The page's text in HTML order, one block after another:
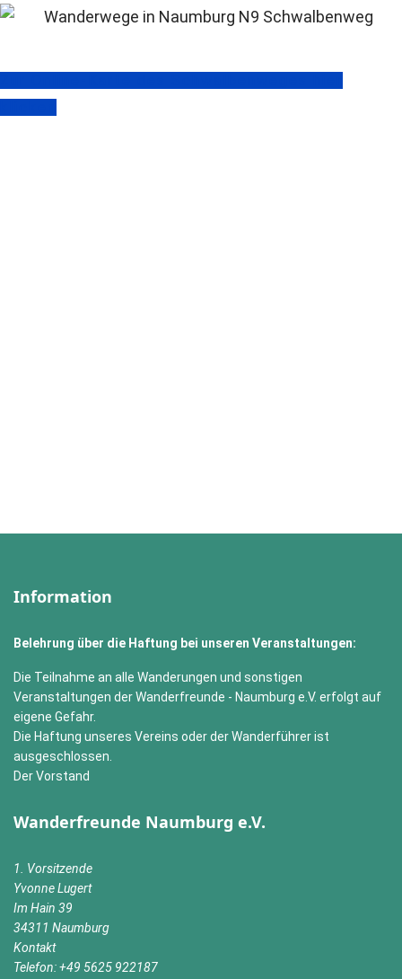
Information
Belehrung über die Haftung bei unseren Veranstaltungen:
Die Teilnahme an alle Wanderungen und sonstigen
Veranstaltungen der Wanderfreunde - Naumburg e.V. erfolgt auf
eigene Gefahr.
Die Haftung unseres Vereins oder der Wanderführer ist
ausgeschlossen.
Der Vorstand
Wanderfreunde Naumburg e.V.
1. Vorsitzende
Yvonne Lugert
Im Hain 39
34311 Naumburg
Kontakt
Telefon: +49 5625 922187